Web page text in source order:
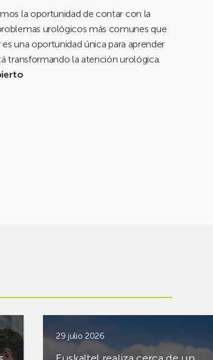
la oportunidad de contar con la
urológicos más comunes que
una oportunidad única para aprender
transformando la atención urológica.
29 julio 2026